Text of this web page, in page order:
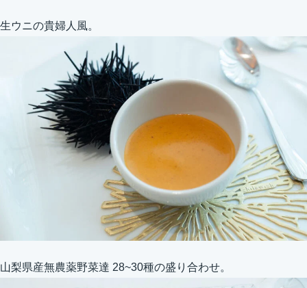
生ウニの貴婦人風。
山梨県産無農薬野菜達 28~30種の盛り合わせ。